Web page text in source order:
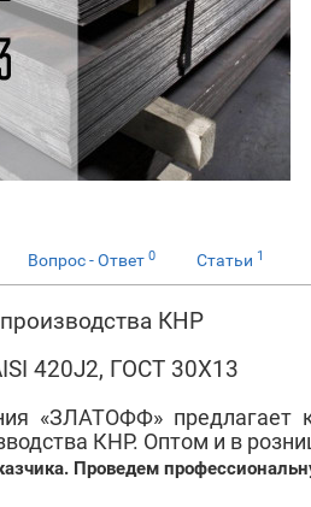
Вопрос - Ответ 0 Статьи 1
КНР
420J2, ГОСТ 30Х13
«ЗЛАТОФФ» предлагает
КНР. Оптом и в
Проведем